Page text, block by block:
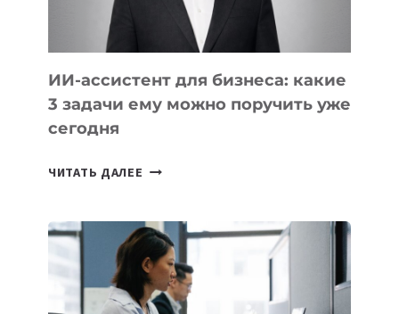
ИИ-ассистент для бизнеса: какие
3 задачи ему можно поручить уже
сегодня
ЧИТАТЬ ДАЛЕЕ ИИ-
БИЗНЕСА:
КАКИЕ
3
ЗАДАЧИ